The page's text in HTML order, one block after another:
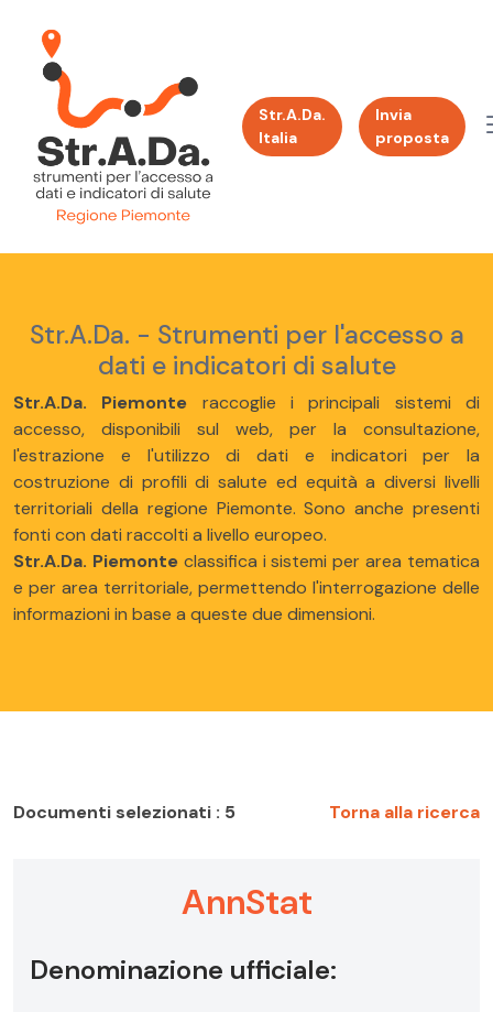
Str.A.Da.
Italia
Invia
proposta
Str.A.Da. - Strumenti per l'accesso a
dati e indicatori di salute
Str.A.Da. Piemonte raccoglie i principali sistemi di
accesso, disponibili sul web, per la consultazione,
l'estrazione e l'utilizzo di dati e indicatori per la
costruzione di profili di salute ed equità a diversi livelli
territoriali della regione Piemonte. Sono anche presenti
fonti con dati raccolti a livello europeo.
Str.A.Da. Piemonteclassifica i sistemi per area tematica
e per area territoriale, permettendo l'interrogazione delle
informazioni in base a queste due dimensioni.
Documenti selezionati : 5 Torna alla ricerca
AnnStat
Denominazione ufficiale: